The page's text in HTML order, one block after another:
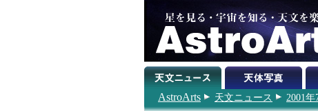
AstroArts 天文ニュース 2001年